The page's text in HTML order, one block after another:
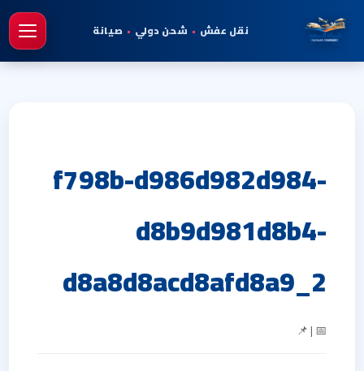
نقل عفش • شحن دولي • صيانة
f798b-d986d982d984-
d8b9d981d8b4-
d8a8d8acd8afd8a9_2
📅 | 📌